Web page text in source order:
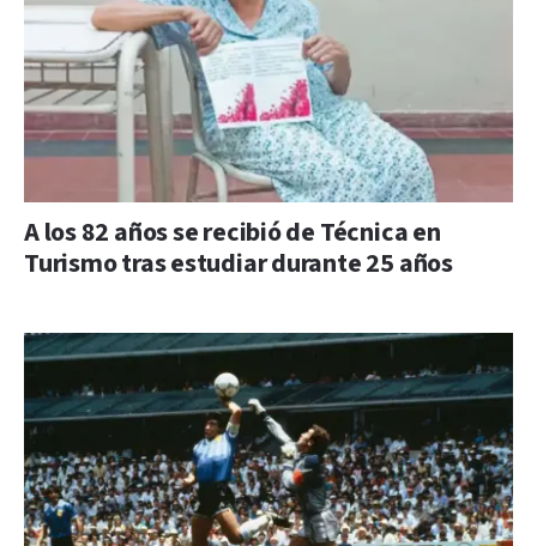
A los 82 años se recibió de Técnica en
Turismo tras estudiar durante 25 años